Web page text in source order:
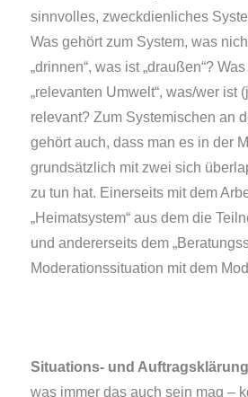
sinnvolles, zweckdienliches
Was gehört zum System, was
„drinnen“, was ist „draußen“?
„relevanten Umwelt“, was/wer ist
relevant? Zum Systemischen an
gehört auch, dass man es in der
grundsätzlich mit zwei sich
zu tun hat. Einerseits mit dem
„Heimatsystem“ aus dem die
und andererseits dem
Moderationssituation mit dem
Situations- und
was immer das auch sein mag –